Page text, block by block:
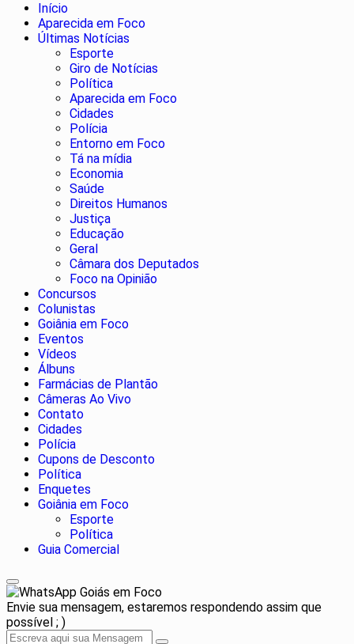
Início
Aparecida em Foco
Últimas Notícias
Esporte
Giro de Notícias
Política
Aparecida em Foco
Cidades
Polícia
Entorno em Foco
Tá na mídia
Economia
Saúde
Direitos Humanos
Justiça
Educação
Geral
Câmara dos Deputados
Foco na Opinião
Concursos
Colunistas
Goiânia em Foco
Eventos
Vídeos
Álbuns
Farmácias de Plantão
Câmeras Ao Vivo
Contato
Cidades
Polícia
Cupons de Desconto
Política
Enquetes
Goiânia em Foco
Esporte
Política
Guia Comercial
Goiás em Foco
Envie sua mensagem, estaremos respondendo assim que
possível ; )